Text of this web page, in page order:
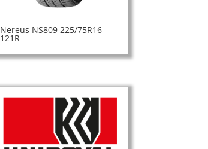
Nereus NS809 225/75R16
121R